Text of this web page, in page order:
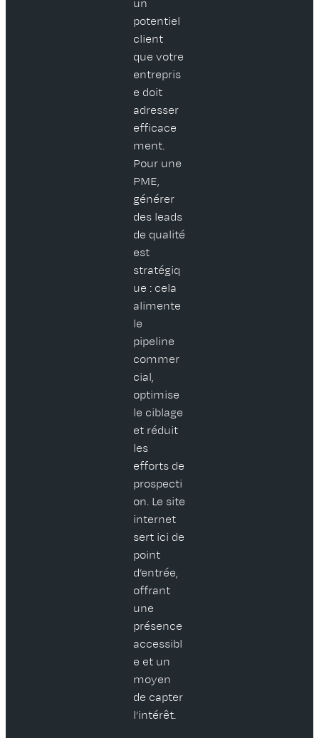
un
potentiel
client
que votre
entrepris
e doit
adresser
efficace
ment.
Pour une
PME,
générer
des leads
de qualité
est
stratégiq
ue : cela
alimente
le
pipeline
commer
cial,
optimise
le ciblage
et réduit
les
efforts de
prospecti
on. Le site
internet
sert ici de
point
d’entrée,
offrant
une
présence
accessibl
e et un
moyen
de capter
l’intérêt.